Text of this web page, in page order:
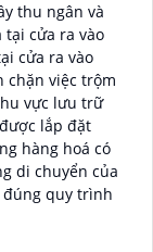
thu ngân và
tại cửa ra vào
cửa ra vào
chặn việc trộm
vực lưu trữ
lắp đặt
hàng hoá có
di chuyển của
đúng quy trình